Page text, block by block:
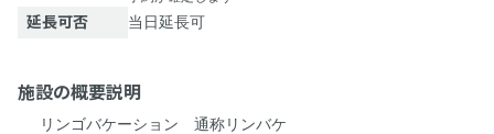
延長可否 当日延長可
施設の概要説明
💫 リンゴバケーション 通称リンバケ 💫